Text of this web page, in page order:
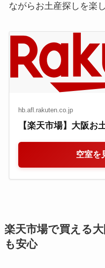
ながらお土産探しを楽
hb.afl.rakuten.co.jp
【楽天市場】大阪お
空室を
楽天市場で買える
も安心